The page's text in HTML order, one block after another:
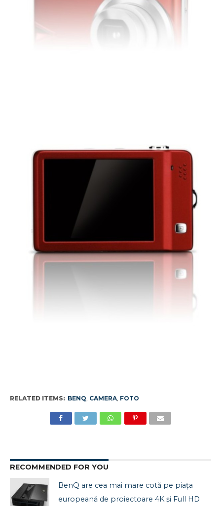
RELATED ITEMS: BENQ CAMERA, FOTO
RECOMMENDED FOR YOU
BenQ are cea mai mare cotă pe piața
europeană de proiectoare 4K și Full HD